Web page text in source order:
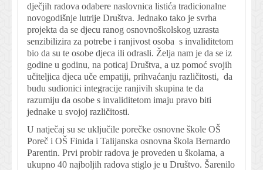
dječjih radova odabere naslovnica listića tradicionalne
novogodišnje lutrije Društva. Jednako tako je svrha
projekta da se djecu ranog osnovnoškolskog uzrasta
senzibilizira za potrebe i ranjivost osoba s invaliditetom
bio da su te osobe djeca ili odrasli. Želja nam je da se iz
godine u godinu, na poticaj Društva, a uz pomoć svojih
učiteljica djeca uče empatiji, prihvaćanju različitosti, da
budu sudionici integracije ranjivih skupina te da
razumiju da osobe s invaliditetom imaju pravo biti
jednake u svojoj različitosti.
U natječaj su se uključile porečke osnovne škole OŠ
Poreč i OŠ Finida i Talijanska osnovna škola Bernardo
Parentin. Prvi probir radova je proveden u školama, a
ukupno 40 najboljih radova stiglo je u Društvo. Šarenilo